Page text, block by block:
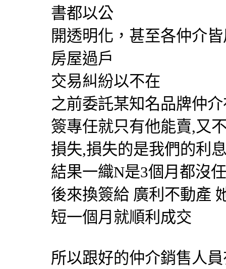
書都以公
開透明化，甚至各仲介
房屋過戶
交易糾紛以不在
之前委託某知名品牌仲
簽專任就只有他能賣,又
損失,損失的是我們的利
結果一織N是3個月都沒
後來換簽給 廣利不動產
短一個月就順利成交
所以跟好的仲介銷售人